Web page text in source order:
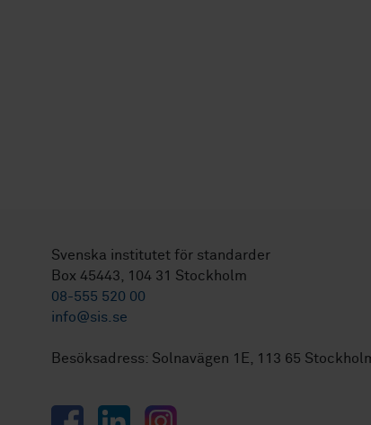
Svenska institutet för standarder
Box 45443, 104 31 Stockholm
08-555 520 00
info@sis.se
Besöksadress: Solnavägen 1E, 113 65
FacebookLinkedInInstagram